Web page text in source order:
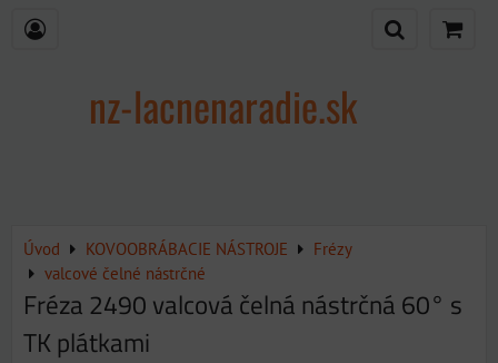
nz-lacnenaradie.sk
Úvod KOVOOBRÁBACIE NÁSTROJE
Frézy
valcové čelné nástrčné
Fréza 2490 valcová čelná nástrčná 60° s
TK plátkami